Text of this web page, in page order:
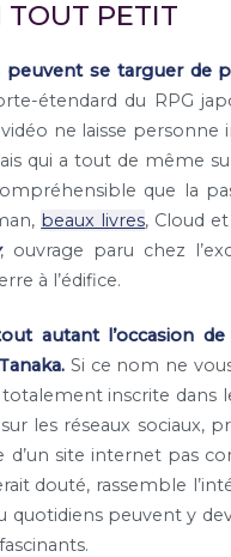
TOUT PETIT
peuvent se targuer de
étendard du RPG
ne laisse
qui a tout de même
que la
beaux livres, Cloud
, ouvrage paru chez
à l’édifice.
autant l’occasion
Si ce nom ne
inscrite dans
les réseaux sociaux,
d’un site internet pas
douté, rassemble
quotidiens peuvent y